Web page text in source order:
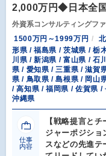
2,000万円◆日本全
外資系コンサルティングフ
1500万円～1999万円
形県 / 福島県 / 茨城県 / 栃
川県 / 新潟県 / 富山県 / 石
県 / 愛知県 / 三重県 / 滋賀
県 / 鳥取県 / 島根県 / 岡山
/ 高知県 / 福岡県 / 佐賀県 /
沖縄県
仕事
内容
【戦略提言と
ジャーポジショ
スなどの先進テ